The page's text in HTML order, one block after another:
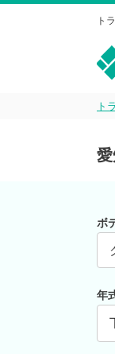
ト
ト
ボ
年